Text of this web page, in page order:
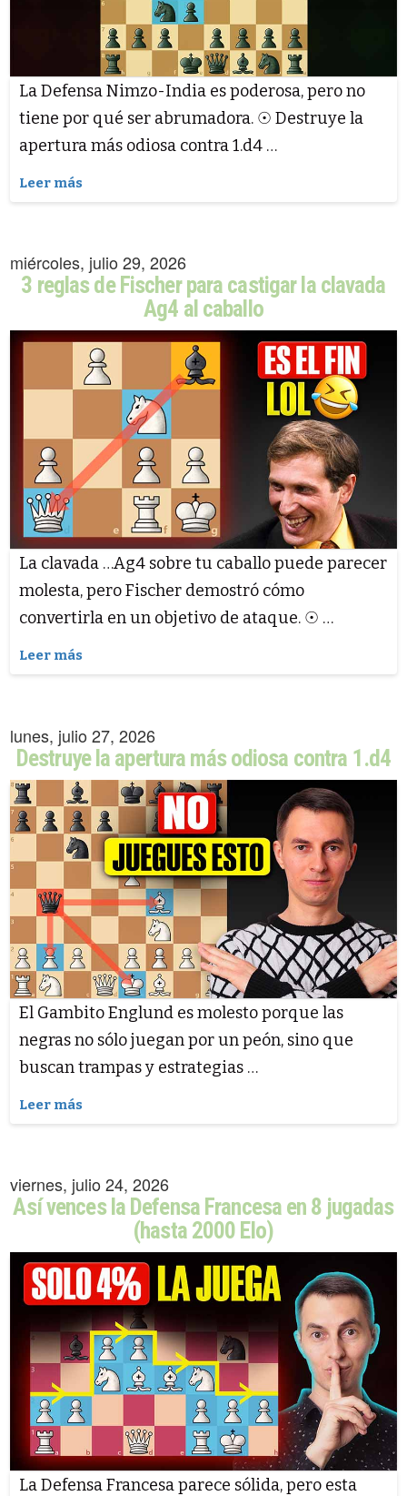
La Defensa Nimzo-India es poderosa, pero no
tiene por qué ser abrumadora. ☉ Destruye la
apertura más odiosa contra 1.d4 …
Leer más
miércoles, julio 29, 2026
3 reglas de Fischer para castigar la clavada
Ag4 al caballo
La clavada …Ag4 sobre tu caballo puede parecer
molesta, pero Fischer demostró cómo
convertirla en un objetivo de ataque. ☉ …
Leer más
lunes, julio 27, 2026
Destruye la apertura más odiosa contra 1.d4
El Gambito Englund es molesto porque las
negras no sólo juegan por un peón, sino que
buscan trampas y estrategias …
Leer más
viernes, julio 24, 2026
Así vences la Defensa Francesa en 8 jugadas
(hasta 2000 Elo)
La Defensa Francesa parece sólida, pero esta